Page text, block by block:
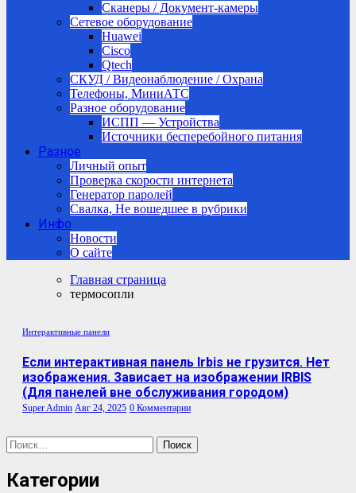
Сканеры / Документ-камеры
Сетевое оборудование
Huawei
Cisco
Qtech
СКУД / Видеонаблюдение / Охрана
Телефоны, МиниАТС
Разное оборудование
ИСПП — Устройства
Источники бесперебойного питания
Разное
Личный опыт
Проверка скорости интернета
Генератор паролей
Свалка, Не вошедшее в рубрики
Инфо
Новости
О сайте
Главная страница
термосопли
Интерактивные панели
Если интерактивная панель Irbis не грузится. Нет
изображения. Зависает на изображении IRBIS
(Для панелей вне обслуживания городом)
Super Admin Авг 24, 2025 0 Комментарии
Найти:
Категории